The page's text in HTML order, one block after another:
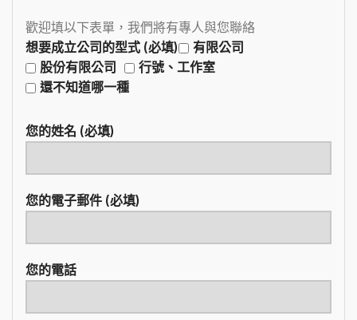
歡迎填以下表單，我們將有專人與您聯絡
想要成立公司的型式 (必填)
有限公司
股份有限公司
行號、工作室
還不知道哪一種
您的姓名 (必填)
您的電子郵件 (必填)
您的電話